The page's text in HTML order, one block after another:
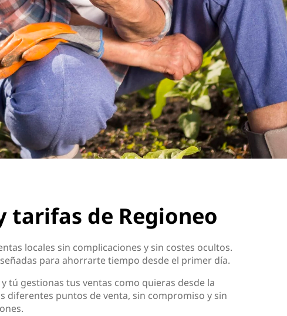
tarifas de Regioneo
locales sin complicaciones y sin costes ocultos.
para ahorrarte tiempo desde el primer día.
tú gestionas tus ventas como quieras desde la
diferentes puntos de venta, sin compromiso y sin